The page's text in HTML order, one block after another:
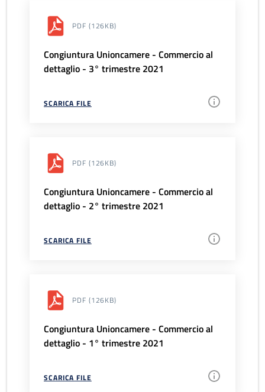
PDF (126KB)
Congiuntura Unioncamere - Commercio al
dettaglio - 3° trimestre 2021
SCARICA FILE
PDF (126KB)
Congiuntura Unioncamere - Commercio al
dettaglio - 2° trimestre 2021
SCARICA FILE
PDF (126KB)
Congiuntura Unioncamere - Commercio al
dettaglio - 1° trimestre 2021
SCARICA FILE